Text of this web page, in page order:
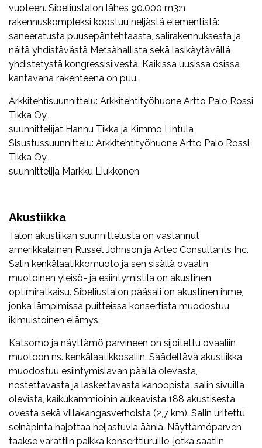
vuoteen. Sibeliustalon lähes 90.000 m3:n
rakennuskompleksi koostuu neljästä elementistä:
saneeratusta puusepäntehtaasta, salirakennuksesta ja
näitä yhdistävästä Metsähallista sekä lasikäytävällä
yhdistetystä kongressisiivestä. Kaikissa uusissa osissa
kantavana rakenteena on puu.
Arkkitehtisuunnittelu: Arkkitehtityöhuone Artto Palo Rossi
Tikka Oy,
suunnittelijat Hannu Tikka ja Kimmo Lintula
Sisustussuunnittelu: Arkkitehtityöhuone Artto Palo Rossi
Tikka Oy,
suunnittelija Markku Liukkonen
Akustiikka
Talon akustiikan suunnittelusta on vastannut
amerikkalainen Russel Johnson ja Artec Consultants Inc.
Salin kenkälaatikkomuoto ja sen sisällä ovaalin
muotoinen yleisö- ja esiintymistila on akustinen
optimiratkaisu. Sibeliustalon pääsali on akustinen ihme,
jonka lämpimissä puitteissa konsertista muodostuu
ikimuistoinen elämys.
Katsomo ja näyttämö parvineen on sijoitettu ovaaliin
muotoon ns. kenkälaatikkosaliin. Säädeltävä akustiikka
muodostuu esiintymislavan päällä olevasta,
nostettavasta ja laskettavasta kanoopista, salin sivuilla
olevista, kaikukammioihin aukeavista 188 akustisesta
ovesta sekä villakangasverhoista (2,7 km). Salin uritettu
seinäpinta hajottaa heijastuvia ääniä. Näyttämöparven
taakse varattiin paikka konserttiuruille, jotka saatiin